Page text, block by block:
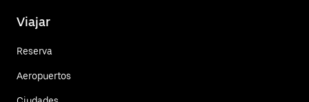
Viajar
Reserva
Aeropuertos